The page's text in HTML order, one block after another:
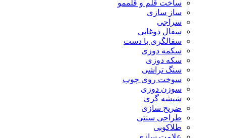
ساخت قلم و قلممو
ساز سازی
سراجی
سفال دوغابی
سفالگری با دست
سکمه دوزی
سکه دوزی
سنگ تراشی
سوخت روی چوب
سوزن دوزی
شیشه گری
ضریح سازی
طراحی سنتی
طلاکوبی